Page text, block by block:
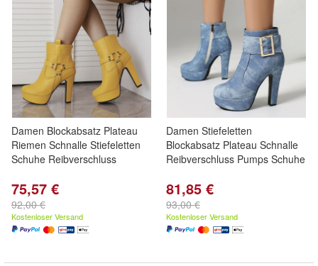
Damen Blockabsatz Plateau
Riemen Schnalle Stiefeletten
Schuhe Reibverschluss
75,57 €
92,00 €
Kostenloser Versand
Damen Stiefeletten
Blockabsatz Plateau Schnalle
Reibverschluss Pumps Schuhe
81,85 €
93,00 €
Kostenloser Versand